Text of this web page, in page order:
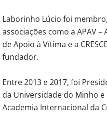
Laborinho Lúcio foi
associações como a APAV
de Apoio à Vítima e a
fundador.
Entre 2013 e 2017, foi
da Universidade do Minho
Academia Internacional da